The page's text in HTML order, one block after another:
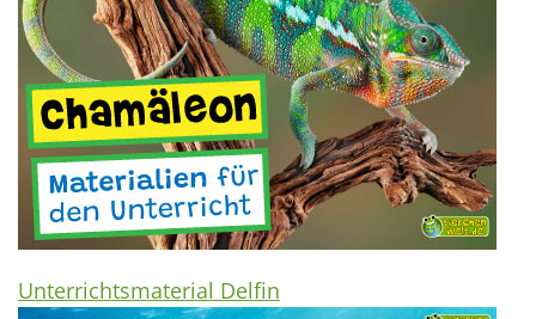
Unterrichtsmaterial Delfin